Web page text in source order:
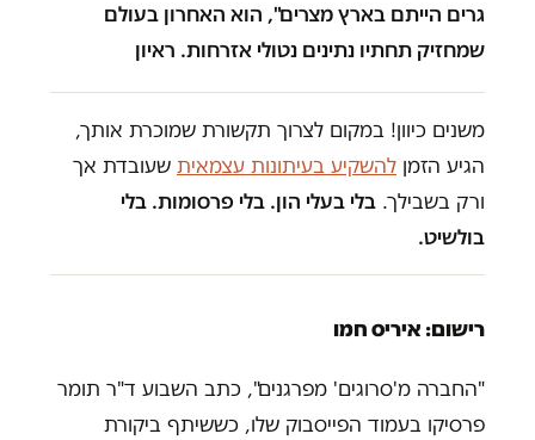
גרים הייתם בארץ מצרים", הוא האחרון בעולם
שמחזיק תחתיו נתינים נטולי אזרחות. ראיון
משנים כיוון! במקום לצרוך תקשורת שמוכרת אותך,
הגיע הזמן להשקיע בעיתונות עצמאית שעובדת אך
ורק בשבילך. בלי בעלי הון. בלי פרסומות. בלי
בולשיט.
רישום: איריס חמו
"החברה מ'סרוגים' מפרגנים", כתב השבוע ד"ר תומר
פרסיקו בעמוד הפייסבוק שלו, כששיתף ביקורת